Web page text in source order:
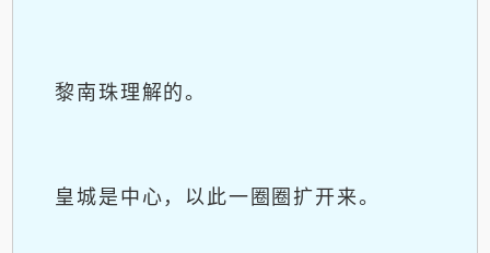
黎南珠理解的。
皇城是中心，以此一圈圈扩开来。